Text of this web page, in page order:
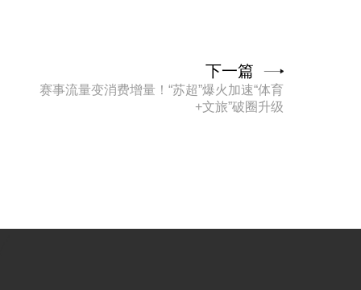
下一篇
赛事流量变消费增量！“苏超”爆火加速“体育
+文旅”破圈升级